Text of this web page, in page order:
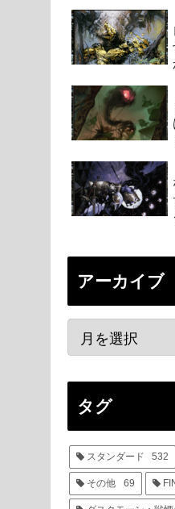
アーカイブ
タグ
スタンダード 532
その他 69